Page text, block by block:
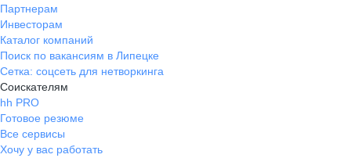
Партнерам
Инвесторам
Каталог компаний
Поиск по вакансиям в Липецке
Сетка: соцсеть для нетворкинга
Соискателям
hh PRO
Готовое резюме
Все сервисы
Хочу у вас работать